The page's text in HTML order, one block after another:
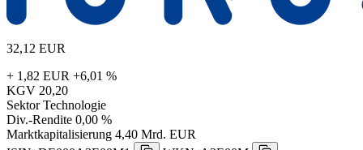
32,12 EUR
+ 1,82 EUR +6,01 %
KGV 20,20
Sektor Technologie
Div.-Rendite 0,00 %
Marktkapitalisierung 4,40 Mrd. EUR